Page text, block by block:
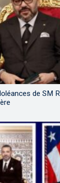
de SM